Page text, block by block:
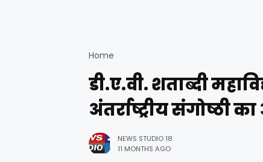
Home
डी.ए.वी. शताब्दी
अंतर्राष्ट्रीय संगोष्ठी
NEWS STUDIO 18
11 MONTHS AGO